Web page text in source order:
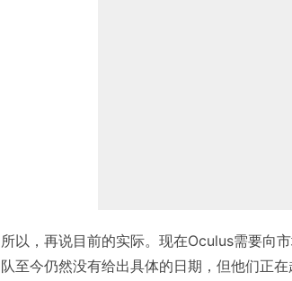
所以，再说目前的实际。现在Oculus需要向
队至今仍然没有给出具体的日期，但他们正